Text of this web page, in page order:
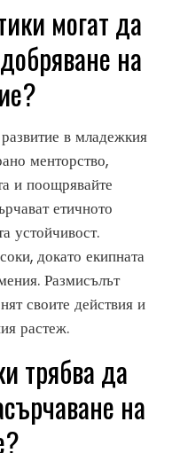
могат да
на
в младежкия
менторство,
и поощрявайте
етичното
устойчивост.
докато екипната
Размисълът
своите действия и
растеж.
трябва да
на